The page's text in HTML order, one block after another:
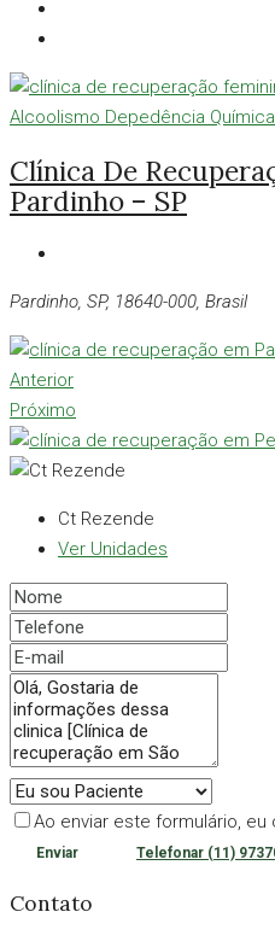
Alcoolismo Depedência Química
Clínica De
Pardinho – SP
Pardinho, SP, 18640-000, Brasil
Anterior
Próximo
Ct Rezende
Ver Unidades
Ao enviar este formulário,
Enviar Telefonar (11)
Contato